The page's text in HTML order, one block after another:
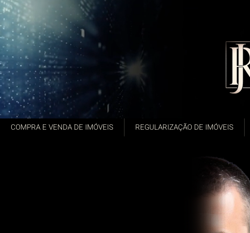
COMPRA E VENDA DE IMÓVEIS REGULARIZAÇÃO DE IMÓVEIS